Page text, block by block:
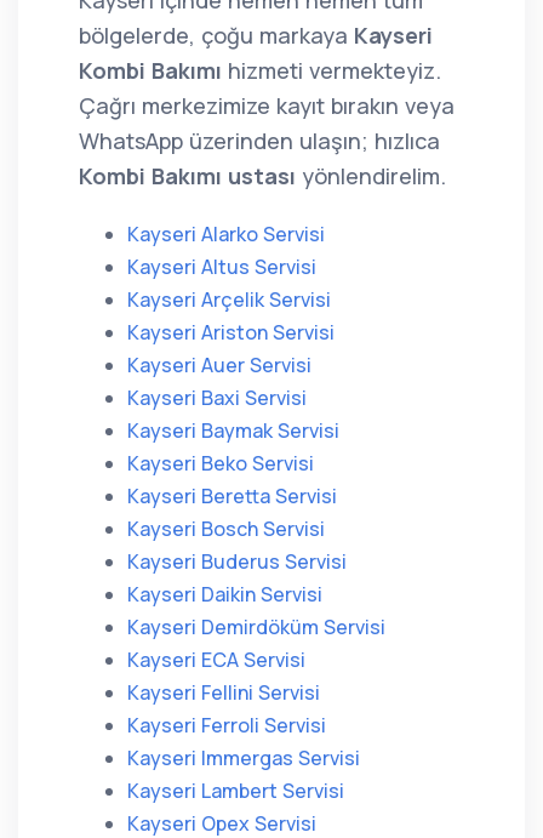
bölgelerde, çoğu markaya Kayseri
Kombi Bakımı hizmeti vermekteyiz.
Çağrı merkezimize kayıt bırakın veya
WhatsApp üzerinden ulaşın; hızlıca
Kombi Bakımı ustası yönlendirelim.
Kayseri Alarko Servisi
Kayseri Altus Servisi
Kayseri Arçelik Servisi
Kayseri Ariston Servisi
Kayseri Auer Servisi
Kayseri Baxi Servisi
Kayseri Baymak Servisi
Kayseri Beko Servisi
Kayseri Beretta Servisi
Kayseri Bosch Servisi
Kayseri Buderus Servisi
Kayseri Daikin Servisi
Kayseri Demirdöküm Servisi
Kayseri ECA Servisi
Kayseri Fellini Servisi
Kayseri Ferroli Servisi
Kayseri Immergas Servisi
Kayseri Lambert Servisi
Kayseri Opex Servisi